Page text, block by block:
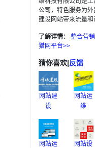
公司，特色服务为
建设网站带来流量和
了解详情： 整合营销
猎网平台>>
猜你喜欢|反馈
网站建
设
网站运
维
网站运
网站设